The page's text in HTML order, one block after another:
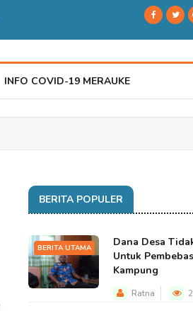
INFO COVID-19 MERAUKE
BERITA POPULER
BERITA UTAMA
Dana Desa
Untuk
Kampung
Ratna